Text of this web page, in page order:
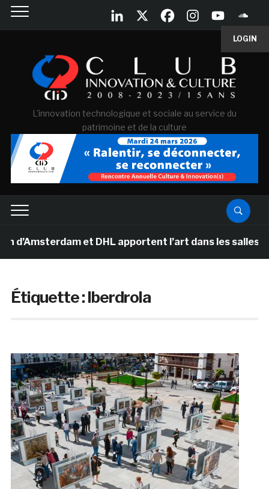
LOGIN
L'innovation technologique et sociale au service du
patrimoine et de la culture
et DHL apportent l’art dans les salles de
Étiquette :Iberdrola